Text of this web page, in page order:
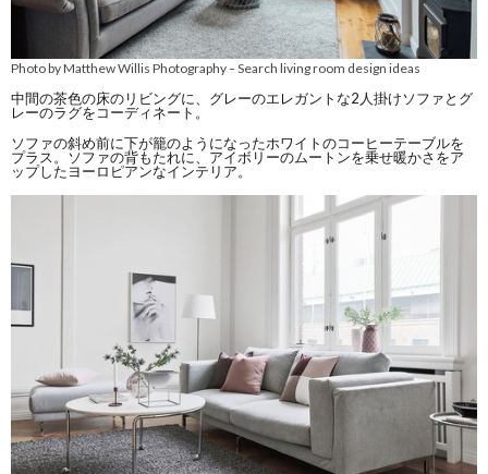
Photo by Matthew Willis Photography–Search living room design ideas
中間の茶色の床のリビングに、グレーのエレガントな2人掛けソファとグ
レーのラグをコーディネート。
ソファの斜め前に下が籠のようになったホワイトのコーヒーテーブルを
プラス。ソファの背もたれに、アイボリーのムートンを乗せ暖かさをア
ップしたヨーロピアンなインテリア。